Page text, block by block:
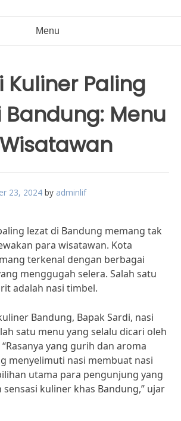
Menu
Kuliner Paling
Bandung: Menu
23, 2024 by adminlif
lezat di Bandung memang tak
para wisatawan. Kota
terkenal dengan berbagai
menggugah selera. Salah satu
adalah nasi timbel.
Bandung, Bapak Sardi, nasi
satu menu yang selalu dicari oleh
yang gurih dan aroma
menyelimuti nasi membuat nasi
utama para pengunjung yang
kuliner khas Bandung,” ujar